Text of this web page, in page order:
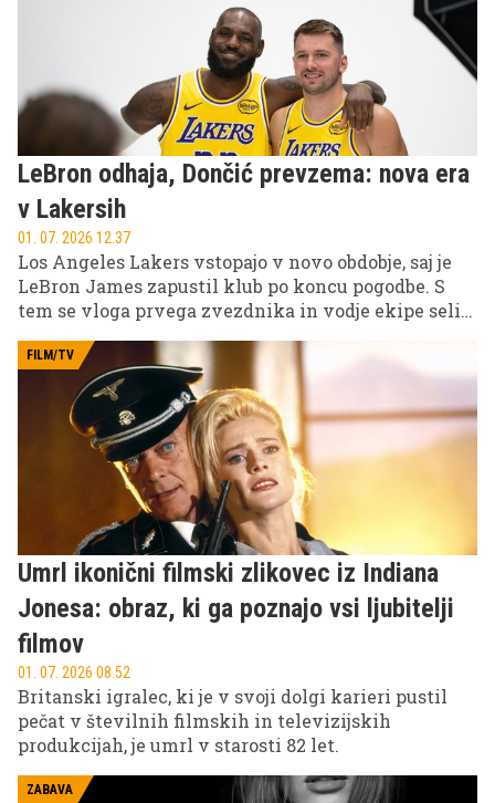
LeBron odhaja, Dončić prevzema: nova era
v Lakersih
01. 07. 2026 12.37
Los Angeles Lakers vstopajo v novo obdobje, saj je
LeBron James zapustil klub po koncu pogodbe. S
tem se vloga prvega zvezdnika in vodje ekipe seli
glavna figura prihodnosti franšize.
FILM/TV
Umrl ikonični filmski zlikovec iz Indiana
Jonesa: obraz, ki ga poznajo vsi ljubitelji
filmov
01. 07. 2026 08.52
Britanski igralec, ki je v svoji dolgi karieri pustil
pečat v številnih filmskih in televizijskih
produkcijah, je umrl v starosti 82 let.
ZABAVA